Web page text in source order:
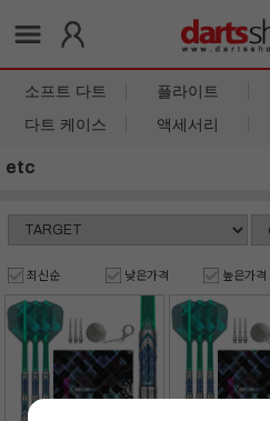
소프트 다트 플라이트
다트 케이스
액세서리
etc
최신순 낮은가격 높은가격